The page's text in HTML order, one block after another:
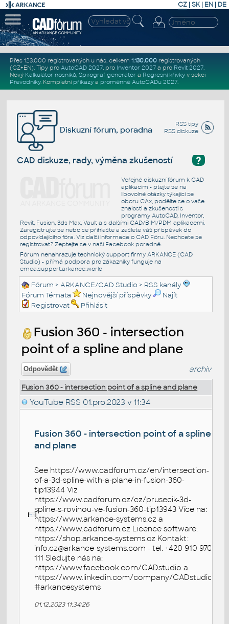
CZ | SK| EN | DE
Přes 123.000 registrovaných u nás, celkem 1.130.000registrovaných
(CZ+EN). Tipy pro AutoCAD 2027, pro Inventor 2027a pro Revit 2027.
Nový Kalkulátor nosníků, Spirograf generátor a Regresní křivkyv sekci
Převodníky. Kompletní příkazya proměnné AutoCADu 2027.
RSS tipy
RSS diskuze
Diskuzní fórum, poradna
?
CAD diskuze, rady, výměna zkušeností
Veřejné diskuzní fórum k CAD
aplikacím - ptejte se na
libovolné otázky týkající se
oboru CAx, podělte se o vaše
znalosti a zkušenosti s
programy AutoCAD, Inventor,
Revit, Fusion, 3ds Max, Vault a s dalšími CAD/BIM/PDM aplikacemi.
Zaregistrujte se nebo se přihlašte a zašlete váš příspěvek do
odpovídajícího fóra. Viz další informace o CAD Fóru. Nechcete se
registrovat? Zeptejte se v naší Facebook poradně.
Fórum nenahrazuje technický support firmy ARKANCE (CAD
Studio) - přímá podpora pro zákazníky funguje na
emea.support.arkance.world
Fórum >ARKANCE/CAD Studio > RSS kanály
Fórum Témata
Nejnovější příspěvky
Najít
Registrovat
Přihlásit
Fusion 360 - intersection
point of a spline and plane
Odpovědět archiv
Fusion 360 - intersection point of a spline and plane
YouTube RSS 01.pro.2023 v 11:34
Fusion 360 - intersection point of a spline
and plane
See https://www.cadforum.cz/en/intersection-
of-a-3d-spline-with-a-plane-in-fusion-360-
tip13944 Viz
https://www.cadforum.cz/cz/prusecik-3d-
spline-s-rovinou-ve-fusion-360-tip13943 Více na:
https://www.arkance-systems.cz a
https://www.cadforum.cz Licence software:
https://shop.arkance-systems.cz Kontakt:
info.cz@arkance-systems.com - tel. +420 910 970
111 Sledujte nás na:
https://www.facebook.com/CADstudio a
https://www.linkedin.com/company/CADstudio
#arkancesystems
01.12.2023 11:34:26